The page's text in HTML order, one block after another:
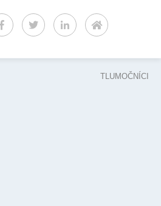
TLUMOČNÍCI